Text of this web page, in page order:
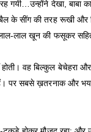
रह गयी…उन्होंने देखा,
के सींग की तरह रूखी और
लाल खून की फसूकर
वह बिल्कुल बेचेहरा
पर सबसे ख़तरनाक और